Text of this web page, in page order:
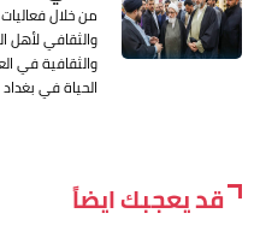
من خلال
والثقافي لأهل
والثقافية في
الحياة في بغداد
قد يعجبك ايضاً